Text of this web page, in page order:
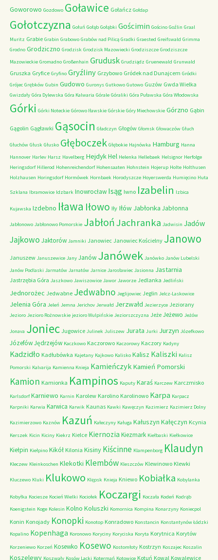
Goworowo Gozdowo Goławice Gołańcz Gołdap
Gołotczyzna Gołuń Gołąb Gołąbki Gościmin Gościno Goźlin Graal
Muritz Grabie Grabin Grabowo Grabów nad Pilicą Gradki Graested Greifswald Grimma
Grodno Grodziczno Grodzisk Grodzisk Mazowiecki Grodziszcze Grodziszcze
Mazowieckie Gromadno Großenhain Grudusk Grudziądz Gruenewald Grunwald
Gruszka Gryfice Gryfino Gryźliny Grzybowo Gródek nad Dunajcem Gródki
Grójec Grębków Gubin Gudowo Guronys Gutkowo Gutowo Guzów Gwda Wielka
Gwizdały Góra Dylewska Góra Kalwaria Górale Góraliki Góra Puławska Góra Włodowska
Górki Górki Noteckie Górowo Iławskie Górskie Góry Miechowskie Górzno Gąbin
Gągolin Gągławki Gąsocin Gładczyn Głogów Głomsk Głowaczów Głuch
Głuchów Głusk Głusko Głęboczek Głębokie Hajnówka Hamburg Hanna
Hannover Harlev Harsz Havelberg HejdykHel Helenka Hellebaek Helsignor Herfolge
Heringsdorf Hillerod Hohenreichendorf Hohensaaten Hohnstein Hojerup Holte Holthusen
Holzhausen Horingsdorf Hormówek Hornbaek Horodyszcze Hoyerswerda Humięcino Huta
Szklana Ibramowice Idzbark Inowrocław Isąg Iwno Izabelin Izbica
Kujawska Izdebno Iława Iłowo Iły Iłów Jabłonka Jabłonna
Jabłonowo Jabłonowo Pomorskie JabłońJachranka Jadwisin Jadów
Jajkowo Jaktorów Jamniki Janowiec Janowiec Kościelny Janowo
Januszew Januszewice Jany Janów Janówek Janówko Janów Lubelski
Janów Podlaski Jarmatów Jarnatów Jarnice Jarosławiec Jasionna Jastarnia
Jastrzębia Góra Jaszkowo Jawiszowice Jawor Jaworze Jedlanka Jedliński
Jednorożec Jedwabne Jedwabno Jeglijowiec Jeglin Jelcz-Laskowice
Jelenia Góra Jeleń Jemna Jerichov Jerwałd Jerzwałd Jezierzyce Jeziorany
Jezioro Jezioro Rożnowskie jezioro Wulpińskie Jeziorszczyzna Jeże Jeżewo Jeżów
Jonava Joniec Jugowice Julinek Juliszew Jurata Jurki Jurzyn Józefkowo
JózefówJędrzejów Kaczkowo Kaczorowo Kaczorowy Kaczory Kadyny
Kadzidło Kadłubówka Kajetany Kajkowo Kalisko Kalisz Kaliszki Kalisz
Pomorski Kalvarija Kamienna Knieja Kamieńczyk Kamień Pomorski
Kamion Kamionka Kampinos Kaputy Karaś Karczew Karczmisko
Karlsdorf Karniewo Karnin Karolew Karolino Karolinowo Karpa Karpacz
Karpniki Karwia Karwica Karwik Kaunas Kawki Kawęczyn Kazimierz Kazimierz Dolny
Kazimierzowo Kaznów Kazuń Kałeczyny Kaługa Kałuszyn Kałęczyn Kcynia
Kerszek Kicin Kiciny Kiekrz Kielce Kiernozia Kiezmark Kiełbaski Kiełkowice
Kiełpin Kiełpino Kikół Kilonia Kisiny Kiścinne Klampenborg Klaudyn
Kleczew Kleinkoschen Klekotki Klembów Kleszczów Klewinowo Klewki
Kluczewo Kluki Klukowo Klępsk Knieja Kniewo Kobiałka Kobylanka
Kobyłka Kociesze Kocień Wielki Kociołek Koczargi Koczała Kodeń Kodrąb
Koenigstein Koge Kolesin Kolno Koluszki Komornica Kompina Konarzyny Koniecpol
Konin Konojady Konopki Konotop Konradowo Konstancin Konstantynów Łódzki
Kopalino Kopenhaga Koronowo Koryciny Koryciska Koryta Korytnica Korytów
Korzeniewo Korzeń Kosewko Kosewo Kostomłoty Kostrzyn Koszajec Koszalin
Koszelewy Koszwały Kosów Lacki Kotermań Kotowice Kotuń Kowal Kowalewice